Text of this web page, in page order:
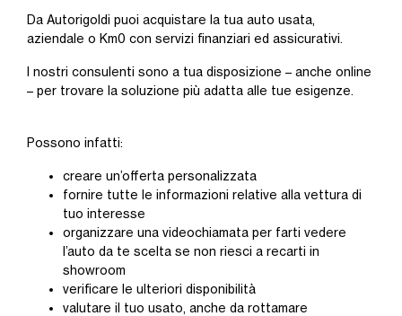
Da Autorigoldi puoi acquistare la tua auto usata,
aziendale o Km0 con servizi finanziari ed assicurativi.
I nostri consulenti sono a tua disposizione – anche online
– per trovare la soluzione più adatta alle tue esigenze.
Possono infatti:
creare un’offerta personalizzata
fornire tutte le informazioni relative alla vettura di
tuo interesse
organizzare una videochiamata per farti vedere
l’auto da te scelta se non riesci a recarti in
showroom
verificare le ulteriori disponibilità
valutare il tuo usato, anche da rottamare